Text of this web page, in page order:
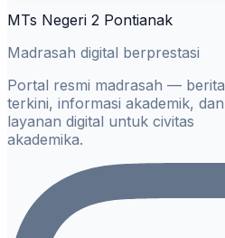
MTs Negeri 2 Pontianak
Madrasah digital berprestasi
Portal resmi madrasah — berita
terkini, informasi akademik, dan
layanan digital untuk civitas
akademika.